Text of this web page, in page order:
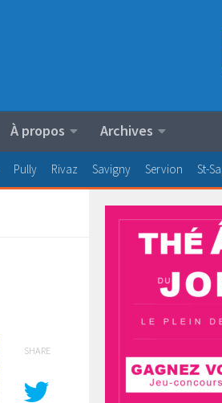
À propos Archives
Pully Rivaz Savigny Servion St-
SHARE